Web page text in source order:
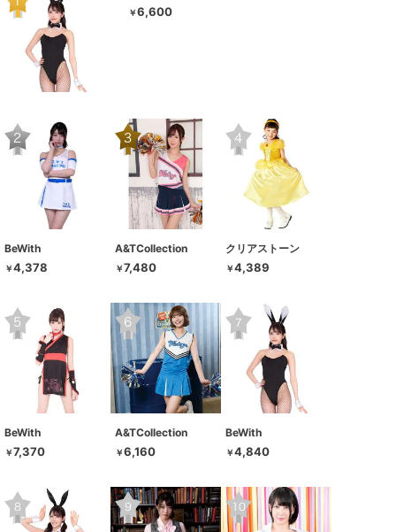
￥6,600
BeWith
￥4,378
A&TCollection
￥7,480
クリアストーン
￥4,389
BeWith
￥7,370
A&TCollection
￥6,160
BeWith
￥4,840